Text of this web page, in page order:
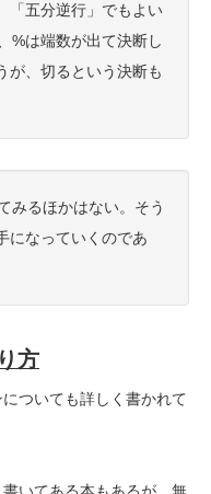
「五分逆行」でもよい
%は端数が出て決断し
が、切るという決断も
みるほかはない。そう
になっていくのであ
方
ついても詳しく書かれて